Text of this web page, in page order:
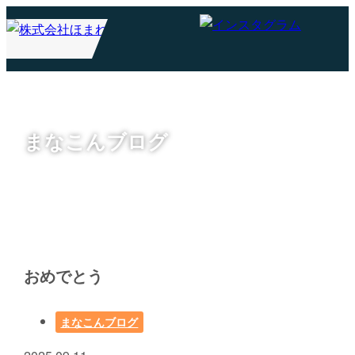
まなこんブログ
おめでとう
まなこんブログ